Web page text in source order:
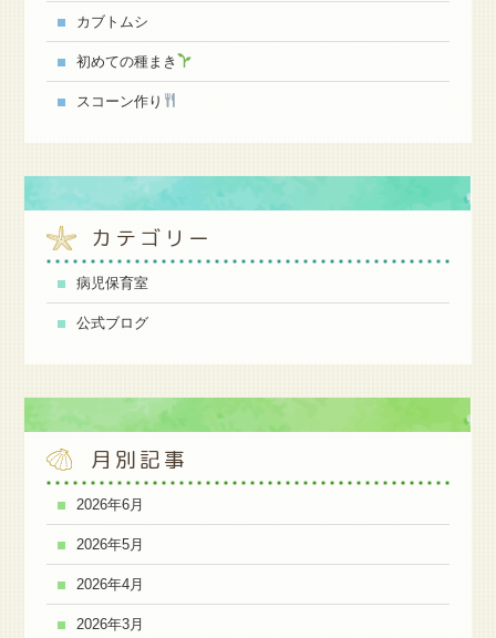
カブトムシ
初めての種まき
スコーン作り
カテゴリー
病児保育室
公式ブログ
月別記事
2026年6月
2026年5月
2026年4月
2026年3月